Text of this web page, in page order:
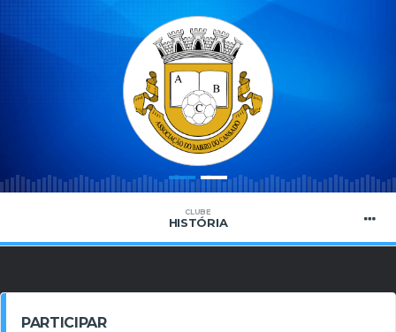
CLUBE
HISTÓRIA
PARTICIPAR